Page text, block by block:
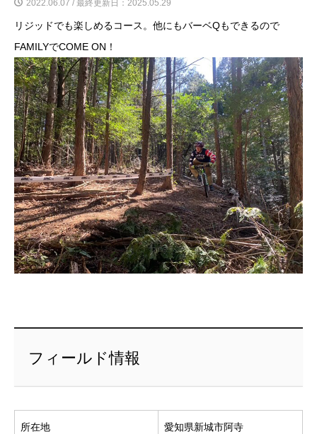
2022.06.07 / 最終更新日：2025.05.29
リジッドでも楽しめるコース。他にもバーベQもできるので
FAMILYでCOME ON！
フィールド情報
所在地 愛知県新城市阿寺